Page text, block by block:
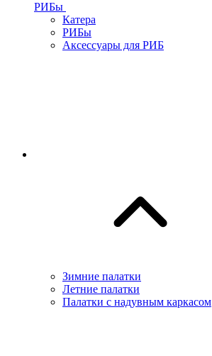
РИБы
Катера
РИБы
Аксессуары для РИБ
Зимние палатки
Летние палатки
Палатки с надувным каркасом